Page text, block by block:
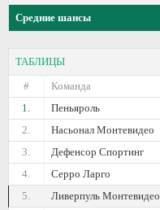
Средние шансы
ТАБЛИЦЫ
#
Команда
1.
Пеньяроль
2.
Насьонал Монтевидео
3.
Дефенсор Спортинг
4.
Серро Ларго
5.
Ливерпуль Монтевидео